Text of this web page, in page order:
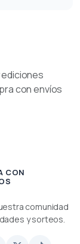
con envíos
CON
comunidad
y sorteos.